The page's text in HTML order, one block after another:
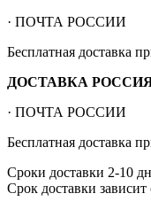
· ПОЧТА РОССИИ
Бесплатная доставка
ДОСТАВКА
· ПОЧТА РОССИИ
Бесплатная доставка
Сроки доставки 2-10
Срок доставки зависит